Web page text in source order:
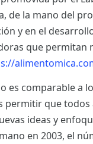
de la mano del
y en el
que permitan
es comparable a
permitir que todos
ideas y
en 2003, el